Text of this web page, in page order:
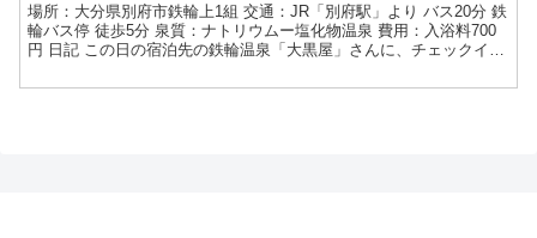
場所：大分県別府市鉄輪上1組 交通：JR「別府駅」より バス20分 鉄
輪バス停 徒歩5分 泉質：ナトリウムー塩化物温泉 費用：入浴料700
円 日記 この日の宿泊先の鉄輪温泉「大黒屋」さんに、チェックイン